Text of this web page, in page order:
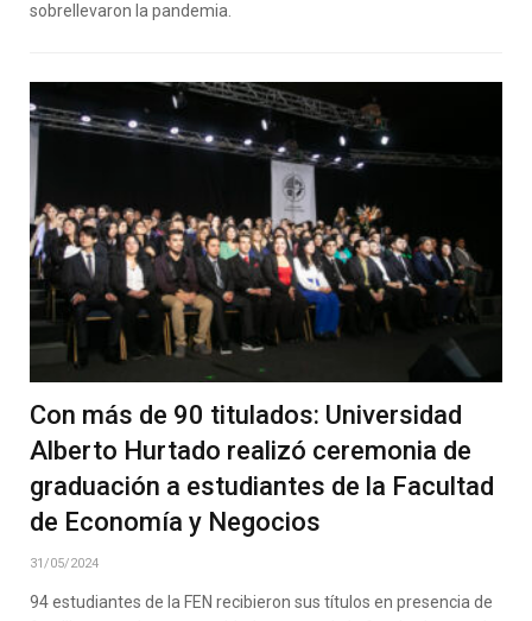
sobrellevaron la pandemia.
Con más de 90 titulados: Universidad
Alberto Hurtado realizó ceremonia de
graduación a estudiantes de la Facultad
de Economía y Negocios
31/05/2024
94 estudiantes de la FEN recibieron sus títulos en presencia de